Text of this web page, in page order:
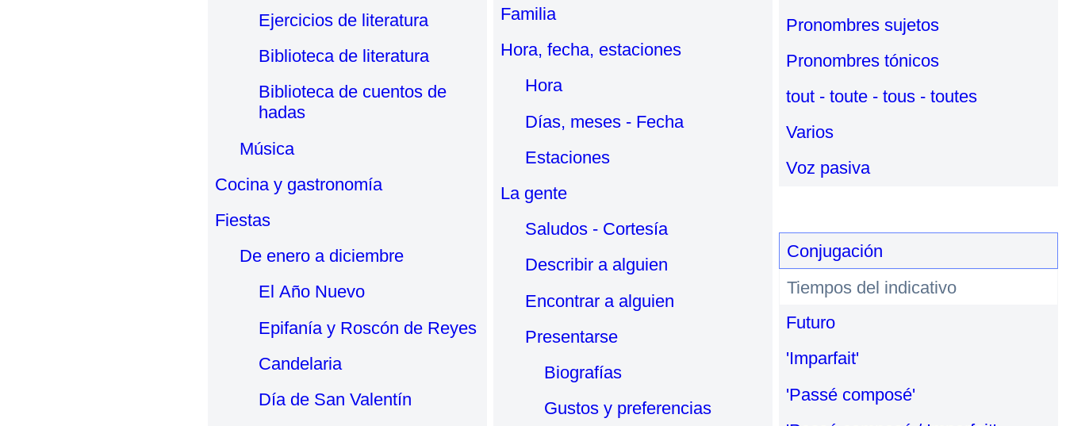
Ejercicios de literatura
Biblioteca de literatura
Biblioteca de cuentos de
hadas
Música
Cocina y gastronomía
Fiestas
De enero a diciembre
El Año Nuevo
Epifanía y Roscón de Reyes
Candelaria
Día de San Valentín
Familia
Hora, fecha, estaciones
Hora
Días, meses - Fecha
Estaciones
La gente
Saludos - Cortesía
Describir a alguien
Encontrar a alguien
Presentarse
Biografías
Gustos y preferencias
Pronombres sujetos
Pronombres tónicos
tout - toute - tous - toutes
Varios
Voz pasiva
Conjugación
Tiempos del indicativo
Futuro
'Imparfait'
'Passé composé'